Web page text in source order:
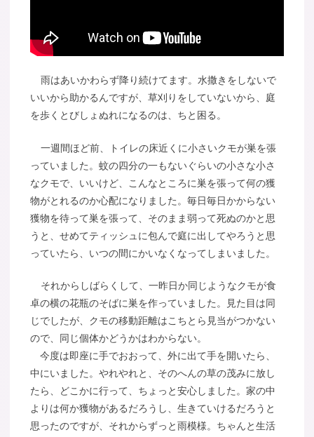
雨はあいかわらず降り続けてます。水撒きをしないで
いいから助かるんですが、草刈りをしていないから、庭
を歩くとびしょぬれになるのは、ちと困る。
一週間ほど前、トイレの床近くに小さいクモが巣を張
っていました。蚊の四分の一もないぐらいの小さな小さ
なクモで、いいけど、こんなところに巣を張って何の獲
物がとれるのか心配になりました。毎日毎日かからない
獲物を待って巣を張って、そのまま弱って死ぬのかと思
うと、せめてティッシュに包んで庭に出してやろうと思
っていたら、いつの間にかいなくなってしまいました。
それからしばらくして、一昨日か同じようなクモが食
卓の横の花瓶のそばに巣を作っていました。見た目は同
じでしたが、クモの移動距離はこちとら見当がつかない
ので、同じ個体かどうかはわからない。
今度は即座に手でおおって、外に出て手を開いたら、
中にいました。やれやれと、そのへんの草の茂みに放し
たら、どこかに行って、ちょっと安心しました。家の中
よりは何か獲物があるだろうし、生きていけるだろうと
思ったのですが、それからずっと雨模様。ちゃんと生活